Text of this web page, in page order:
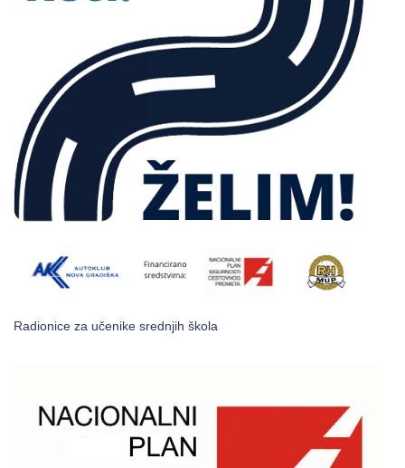
Radionice za učenike srednjih škola